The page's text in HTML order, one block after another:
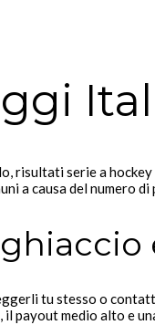
risultati serie a
a causa del
tu stesso o
medio alto e